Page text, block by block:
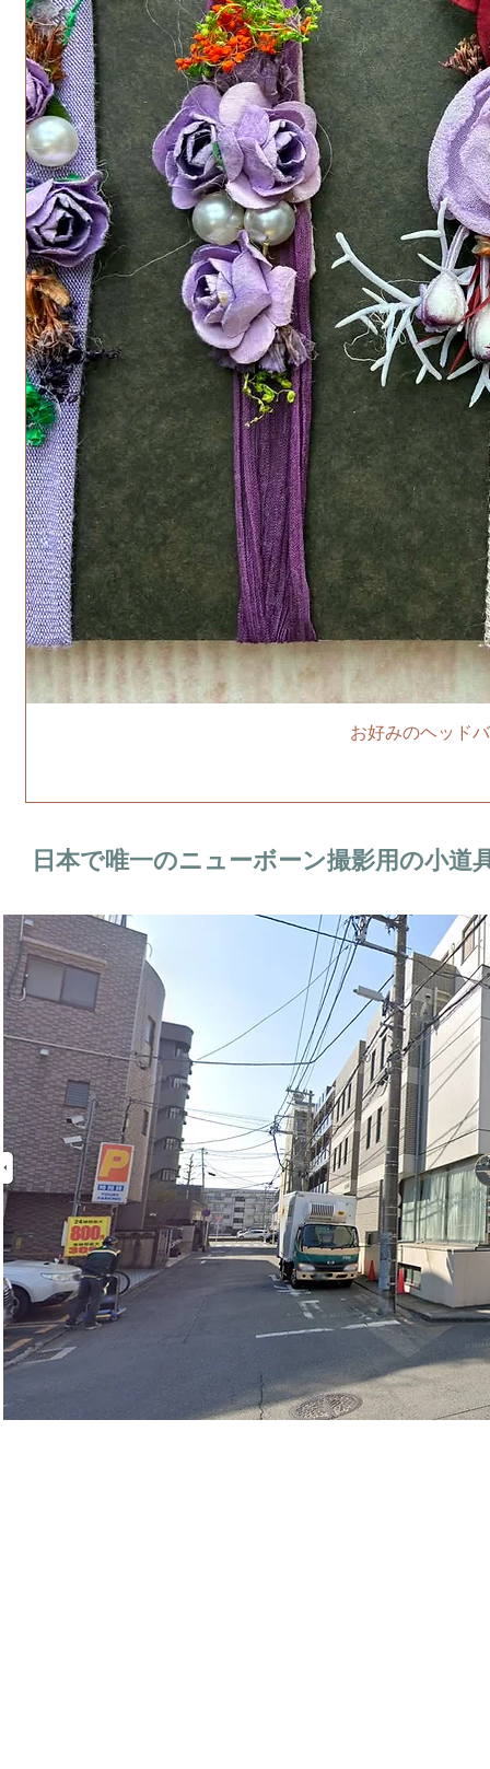
お好みのヘッド
日本で唯一のニューボーン撮影用の小道